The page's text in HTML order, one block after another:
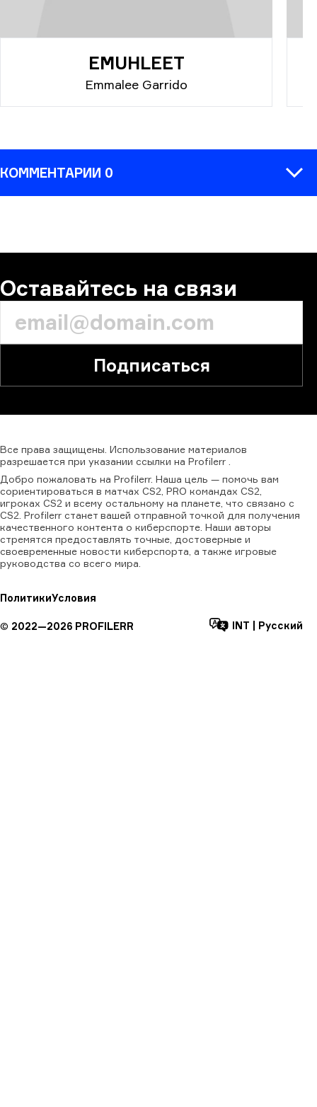
EMUHLEET
Emmalee Garrido
КОММЕНТАРИИ 0
Оставайтесь на связи
Подписаться
Все права защищены. Использование материалов
разрешается при указании ссылки на Profilerr
Добро пожаловать на Profilerr. Наша цель — помочь вам
сориентироваться в матчах CS2, PRO командах CS2,
игроках CS2 и всему остальному на планете, что связано с
CS2. Profilerr станет вашей отправной точкой для получения
качественного контента о киберспорте. Наши авторы
стремятся предоставлять точные, достоверные и
своевременные новости киберспорта, а также игровые
руководства со всего мира.
ПолитикиУсловия
© 2022—2026 PROFILERR INT Русский